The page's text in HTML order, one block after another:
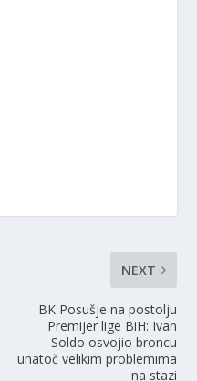
NEXT
BK Posušje na postolju
Premijer lige BiH: Ivan
Soldo osvojio broncu
unatoč velikim problemima
na stazi